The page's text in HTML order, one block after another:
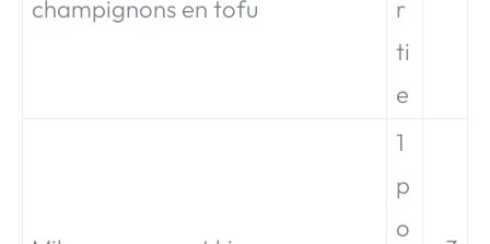
champignons en tofu
r
ti
e
1
p
o